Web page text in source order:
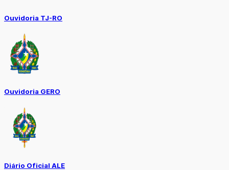
Ouvidoria TJ-RO
Ouvidoria GERO
Diário Oficial ALE